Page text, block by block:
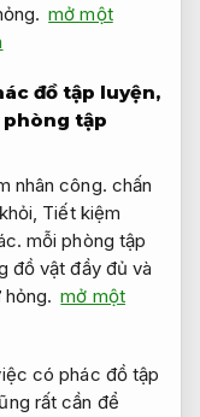
mở một
đồ tập luyện,
phòng tập
nhân công. chấn
Tiết kiệm
mỗi phòng tập
đồ vật đầy đủ và
hỏng. mở một
có phác đồ tập
rất cần để